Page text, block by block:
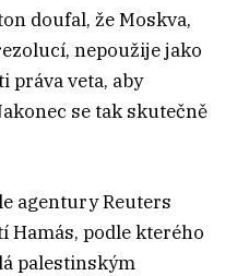
doufal, že Moskva,
nepoužije jako
práva veta, aby
se tak skutečně
agentury Reuters
podle kterého
palestinským